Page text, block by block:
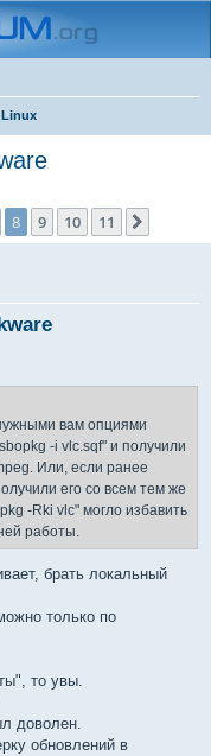
Linux
8 9 10 11
вам опциями
-i vlc.sqf" и получили
Или, если ранее
его со всем тем же
-Rki vlc" могло избавить
работы.
брать локальный
только по
то увы.
доволен.
обновлений в